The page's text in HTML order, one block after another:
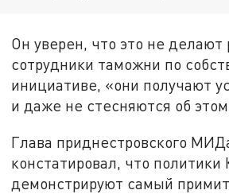
Он уверен, что это не делают
сотрудники таможни по
инициативе, «они получают
и даже не стесняются об этом
Глава приднестровского
констатировал, что
демонстрируют самый